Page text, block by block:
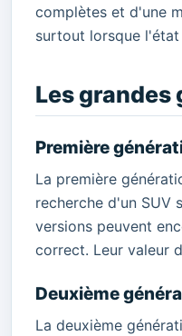
complètes et d'une
surtout lorsque
Les grandes
Première
La première
recherche d'un SUV
versions peuvent
correct. Leur valeur
Deuxième
La deuxième